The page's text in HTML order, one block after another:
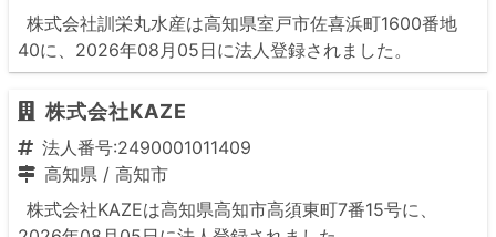
株式会社訓栄丸水産は高知県室戸市佐喜浜町1600番地
40に、2026年08月05日に法人登録されました。
株式会社KAZE
法人番号:2490001011409
高知県 / 高知市
株式会社KAZEは高知県高知市高須東町7番15号に、